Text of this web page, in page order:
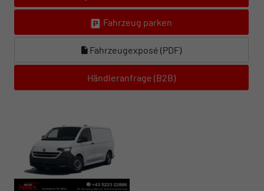
Fahrzeug parken
Fahrzeugexposé (PDF)
Händleranfrage (B2B)